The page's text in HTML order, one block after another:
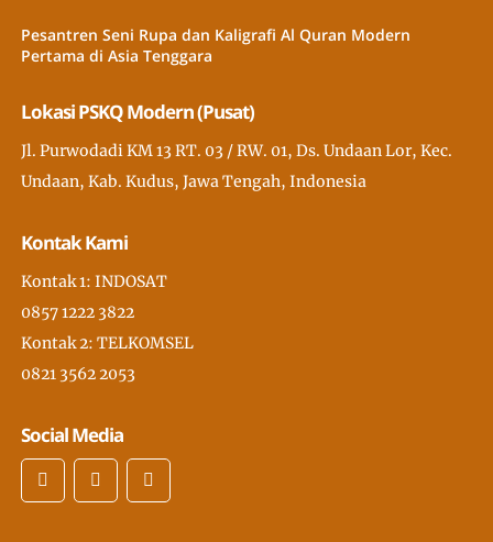
Pesantren Seni Rupa dan Kaligrafi Al Quran Modern
Pertama di Asia Tenggara
Lokasi PSKQ Modern (Pusat)
Jl. Purwodadi KM 13 RT. 03 / RW. 01, Ds. Undaan Lor, Kec.
Undaan, Kab. Kudus, Jawa Tengah, Indonesia
Kontak Kami
Kontak 1: INDOSAT
0857 1222 3822
Kontak 2: TELKOMSEL
0821 3562 2053
Social Media